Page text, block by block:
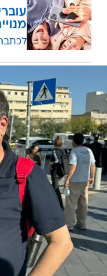
מנויים